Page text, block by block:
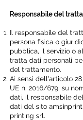
Responsabile del
Il responsabile del
persona fisica o
pubblica, il servizio o
tratta dati personali
del trattamento.
Ai sensi dell'articolo
UE n. 2016/679, su
dati, il responsabile
dati del sito
printing srl.